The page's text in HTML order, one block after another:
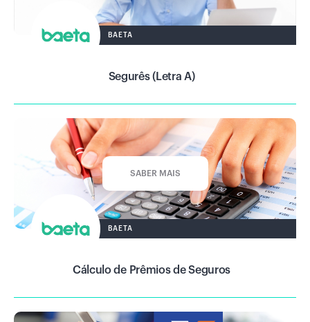
BAETA
Segurês (Letra A)
BAETA
SABER MAIS
Cálculo de Prêmios de Seguros